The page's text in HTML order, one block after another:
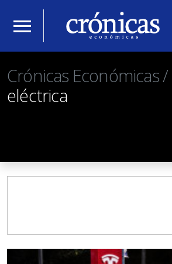
menu
Crónicas Económicas /
eléctrica